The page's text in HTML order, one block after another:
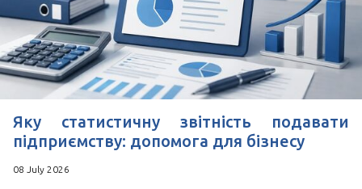
Поля позначені знаком*обов'язкові для
заповнення
Натискаючи кнопку Надіслати Ви погоджуєтесь з
Угода користувача
Яку статистичну звітність подавати
підприємству: допомога для бізнесу
08 July 2026